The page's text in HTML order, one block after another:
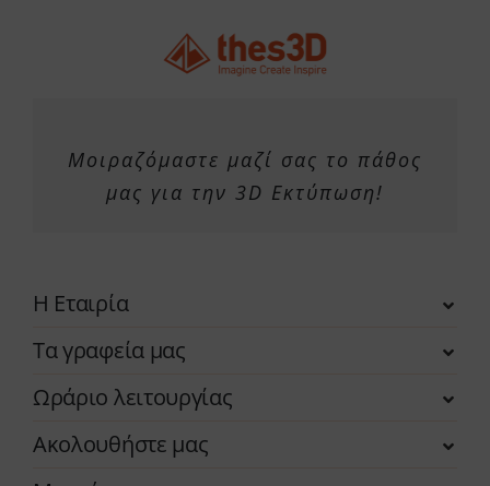
Μοιραζόμαστε μαζί σας το πάθος
μας για την 3D Εκτύπωση!
Η Εταιρία
Τα γραφεία μας
Ωράριο λειτουργίας
Ακολουθήστε μας